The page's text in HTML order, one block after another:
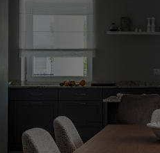
Vero L Kaspa Ø45x12cm